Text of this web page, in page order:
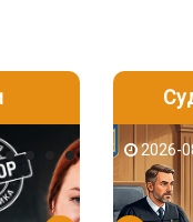
2026-08-05
2026-08-03
2026-08-06
2026-